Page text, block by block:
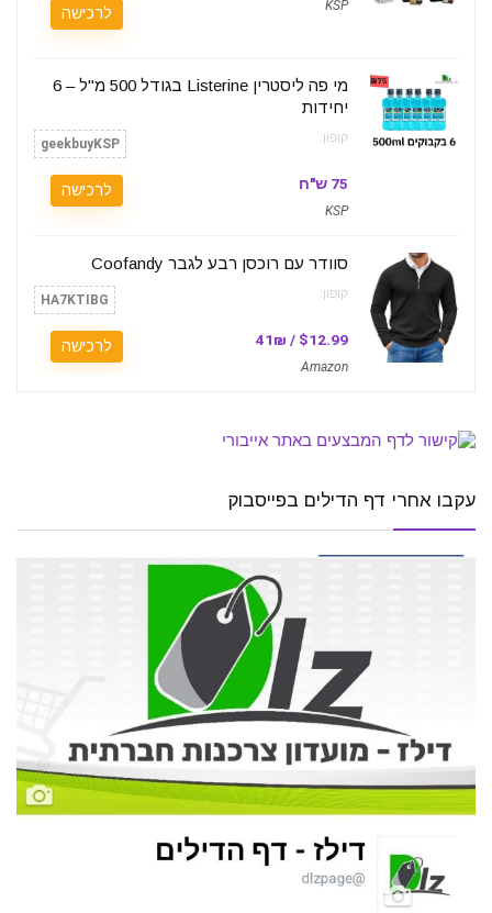
KSP לרכישה
מי פה ליסטרין Listerine בגודל 500 מ"ל – 6
יחידות
קופון: geekbuyKSP
75 ש"ח
KSP
לרכישה
סוודר עם רוכסן רבע לגבר Coofandy
קופון: HA7KTIBG
$12.99 / 41₪
Amazon
לרכישה
עקבו אחרי דף הדילים בפייסבוק